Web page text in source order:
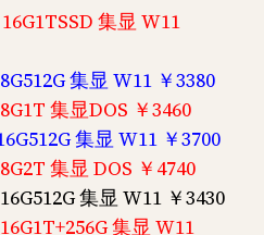
集显 W11
集显 W11 ￥3380
集显DOS ￥3460
集显 W11 ￥3700
集显 DOS ￥4740
集显 W11 ￥3430
集显 W11